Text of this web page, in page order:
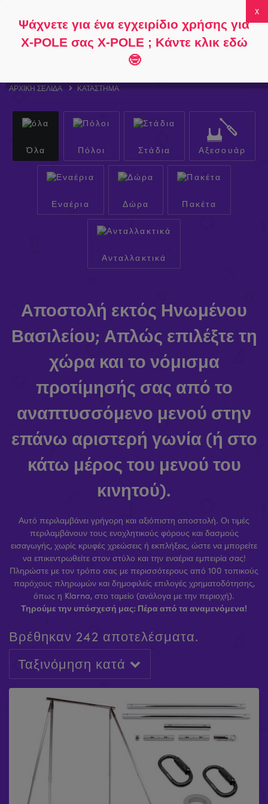
το
το
ερωτήσεις
μου
ΑΡΧΙΚΉ ΣΕΛΊΔΑ ΚΑΤΆΣΤΗΜΑ
Όλα Πόλοι Στάδια Αξεσουάρ
Εναέρια Δώρα Πακέτα
Ανταλλακτικά
Αποστολή εκτός Ηνωμένου
Βασιλείου; Απλώς επιλέξτε τη
χώρα και το νόμισμα
προτίμησής σας από το
αναπτυσσόμενο μενού στην
επάνω αριστερή γωνία (ή στο
κάτω μέρος του μενού του
κινητού).
Αυτό περιλαμβάνει γρήγορη και αξιόπιστη αποστολή. Οι τιμές
περιλαμβάνουν τους ενοχλητικούς φόρους και δασμούς
εισαγωγής, χωρίς κρυφές χρεώσεις ή εκπλήξεις, ώστε να μπορείτε
να επικεντρωθείτε στον στύλο και την εναέρια εμπειρία σας!
Πληρώστε με τον τρόπο σας με περισσότερους από 100 τοπικούς
παρόχους πληρωμών και δημοφιλείς επιλογές χρηματοδότησης,
όπως η Klarna, στο ταμείο (ανάλογα με την περιοχή).
Τηρούμε την υπόσχεσή μας: Πέρα από τα αναμενόμενα!
Βρέθηκαν 242 αποτελέσματα.
Ταξινόμηση κατά
Ψάχνετε για ένα εγχειρίδιο χρήσης για
X-POLE σας X-POLE ; Κάντε κλικ εδώ
🤓